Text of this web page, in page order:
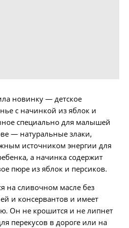
новинку — детское
с начинкой из яблок и
специально для малышей
— натуральные злаки,
источником энергии для
а начинка содержит
пюре из яблок и персиков.
на сливочном масле без
и консервантов и имеет
Он не крошится и не липнет
перекусов в дороге или на